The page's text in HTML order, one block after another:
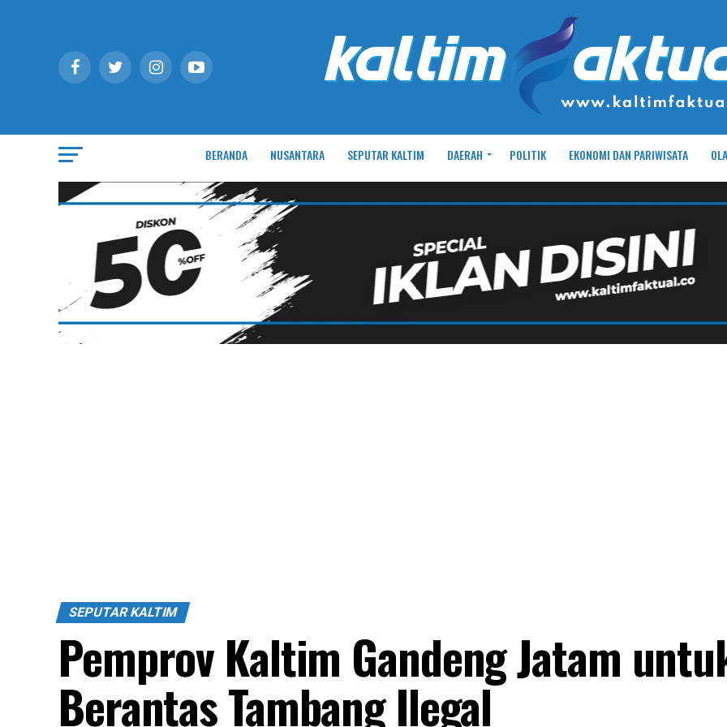
BERANDA NUSANTARA SEPUTAR KALTIM DAERAH POLITIK EKONOMI DAN PARIWISATA
SEPUTAR KALTIM
Pemprov Kaltim Gandeng Jatam
Berantas Tambang Ilegal